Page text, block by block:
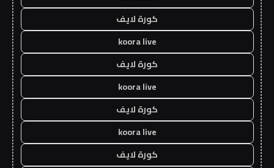
كورة لايف
koora live
كورة لايف
koora live
كورة لايف
koora live
كورة لايف